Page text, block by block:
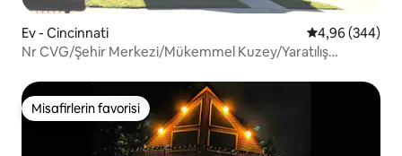
Ev - Cincinnati 5 üzerinden
4,96 (344)
Nr CVG/Şehir Merkezi/Mükemmel Kuzey/Yaratılış
Misafirlerin favorisi
Misafirlerin favorisi